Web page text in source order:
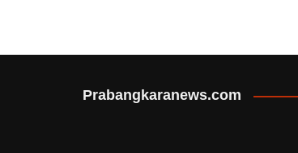
Prabangkaranews.com